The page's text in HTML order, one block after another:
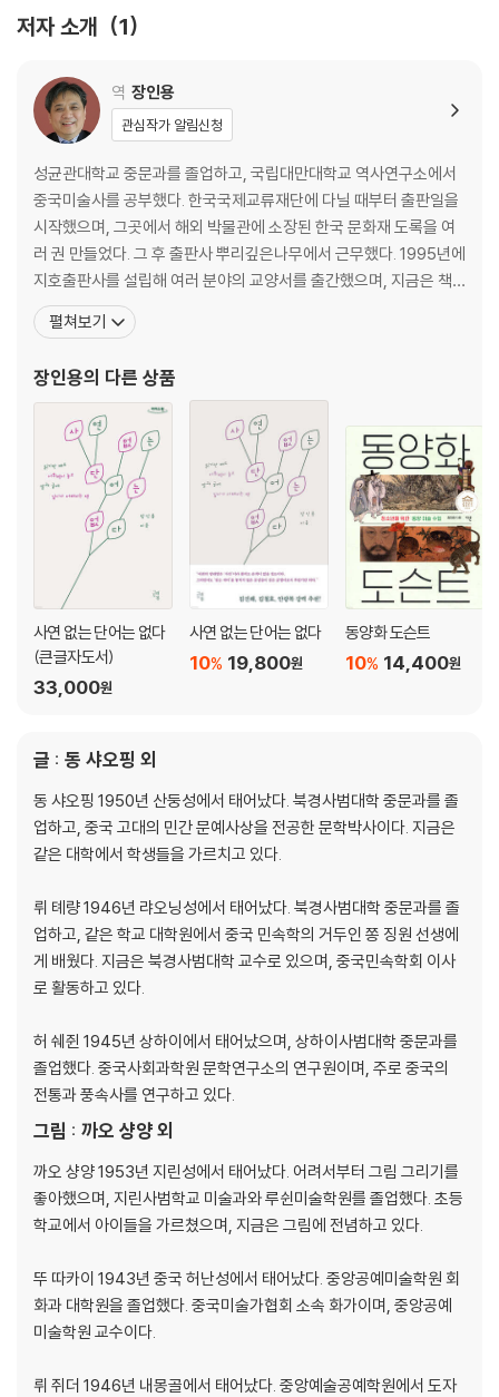
중국 신화 속의 신과 영웅
작가 소개
저자 소개 1
역 장인용
관심작가 알림신청
성균관대학교 중문과를 졸업하고, 국립대만대학교 역사연구소에서
중국미술사를 공부했다. 한국국제교류재단에 다닐 때부터 출판일을
시작했으며, 그곳에서 해외 박물관에 소장된 한국 문화재 도록을 여
러 권 만들었다. 그 후 출판사 뿌리깊은나무에서 근무했다. 1995년에
지호출판사를 설립해 여러 분야의 교양서를 출간했으며, 지금은 책
쓰는 일만 집중하고 있다. 그동안 쓴 책으로는 『동양화는 어떻게 문인
화가 되었을까』, 중국의 고대 제도와 조선의 건국을 조명한 『주나라
음식에 관해 인문학적 탐색을 한 『식전』 등이 있
펼쳐보기
장인용의 다른 상품
사연 없는 단어는 없다
(큰글자도서)
33,000원
사연 없는 단어는 없다
19,800원
10%
동양화 도슨트
14,400원
10%
글 : 동 샤오핑 외
동 샤오핑 1950년 산둥성에서 태어났다. 북경사범대학 중문과를 졸
업하고, 중국 고대의 민간 문예사상을 전공한 문학박사이다. 지금은
같은 대학에서 학생들을 가르치고 있다.
뤼 톄량 1946년 랴오닝성에서 태어났다. 북경사범대학 중문과를 졸
업하고, 같은 학교 대학원에서 중국 민속학의 거두인 쫑 징원 선생에
게 배웠다. 지금은 북경사범대학 교수로 있으며, 중국민속학회 이사
로 활동하고 있다.
허 쉐쥔 1945년 상하이에서 태어났으며, 상하이사범대학 중문과를
졸업했다. 중국사회과학원 문학연구소의 연구원이며, 주로 중국의
전통과 풍속사를 연구하고 있다.
그림 : 까오 샹양 외
까오 샹양 1953년 지린성에서 태어났다. 어려서부터 그림 그리기를
좋아했으며, 지린사범학교 미술과와 루쉰미술학원를 졸업했다. 초등
학교에서 아이들을 가르쳤으며, 지금은 그림에 전념하고 있다.
뚜 따카이 1943년 중국 허난성에서 태어났다. 중앙공예미술학원 회
화과 대학원을 졸업했다. 중국미술가협회 소속 화가이며, 중앙공예
미술학원 교수이다.
뤼 쥐더 1946년 내몽골에서 태어났다. 중앙예술공예학원에서 도자